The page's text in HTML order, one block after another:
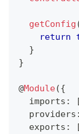
getConfig
return
}
}
@Module({
  imports
:
  providers
:
  exports
: